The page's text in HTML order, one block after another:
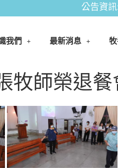
公告資訊: 財
我們 最新消息
牧師榮退餐